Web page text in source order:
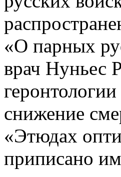
«О парных
врач Нуньес
снижение
«Этюдах
приписано